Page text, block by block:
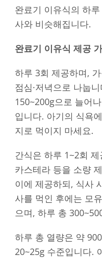
완료기 이유식의 하
사와 비슷해집니다.
완료기 이유식 제공
하루 3회 제공하며,
점심·저녁으로 나눕
150~200g으로 늘어
입니다. 아기의 식욕
지로 먹이지 마세요.
간식은 하루 1~2회
카스테라 등을 소량
이에 제공하되, 식사
사를 먹인 후에는 모
으며, 하루 총
하루 총 열량은 약
20~25g 수준입니다.